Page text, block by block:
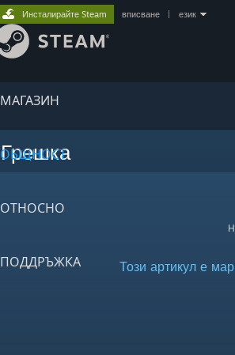
МАГАЗИН
ОБЩНОСТ
ОТНОСНО
ПОДДРЪЖКА
Инсталирайте Steam вписване език
Грешка
Този артикул е